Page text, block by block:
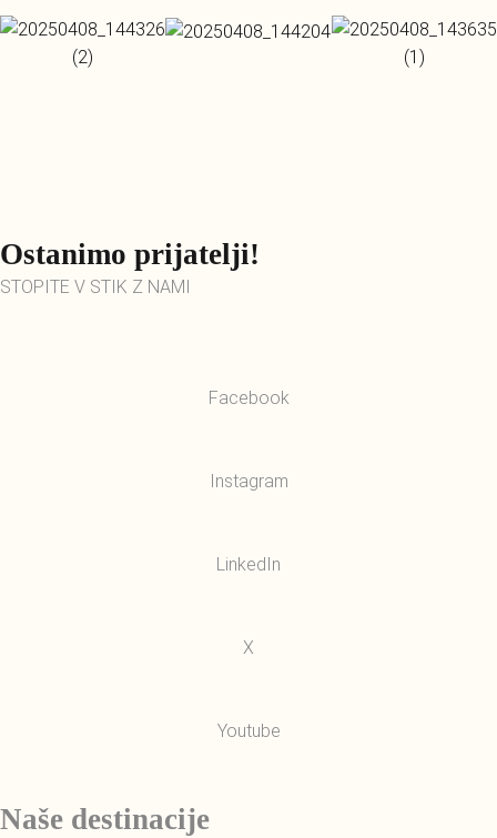
Ostanimo prijatelji!
STOPITE V STIK Z NAMI
Facebook
Instagram
LinkedIn
X
Youtube
Naše destinacije